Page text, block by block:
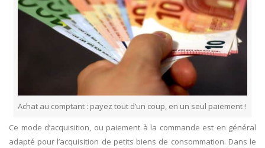
Achat au comptant : payez tout d’un coup, en un seul paiement !
Ce mode d’acquisition, ou paiement à la commande est en général
adapté pour l’acquisition de petits biens de consommation. Dans le